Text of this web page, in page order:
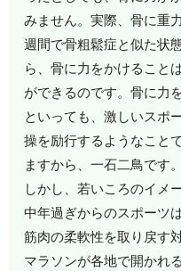
みません。実際、骨に重
週間で骨粗鬆症と似た状
ら、骨に力をかけること
ができるのです。骨に力
といっても、激しいスポ
操を励行するようなこと
ますから、一石二鳥です
しかし、若いころのイメ
中年過ぎからのスポーツ
筋肉の柔軟性を取り戻す
マラソンが各地で開かれ